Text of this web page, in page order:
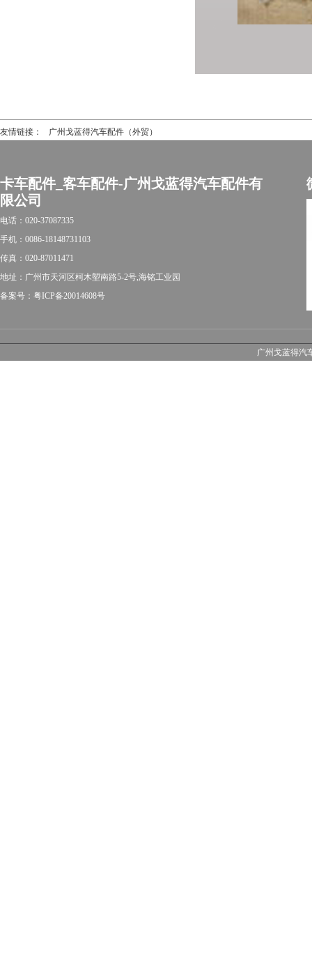
友情链接： 广州戈蓝得汽车配件（外贸）
卡车配件_客车配件-广州戈蓝得汽车配件有
限公司
电话：020-37087335
手机：0086-18148731103
传真：020-87011471
地址：广州市天河区柯木塱南路5-2号,海铭工业园
备案号：粤ICP备20014608号
广州戈蓝得汽